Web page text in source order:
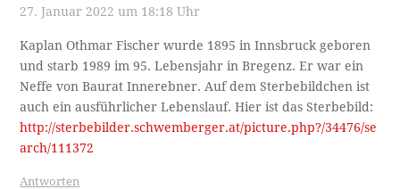
27. Januar 2022 um 18:18 Uhr
Kaplan Othmar Fischer wurde 1895 in Innsbruck geboren
und starb 1989 im 95. Lebensjahr in Bregenz. Er war ein
Neffe von Baurat Innerebner. Auf dem Sterbebildchen ist
auch ein ausführlicher Lebenslauf. Hier ist das Sterbebild:
http://sterbebilder.schwemberger.at/picture.php?/34476/se
arch/111372
Antworten